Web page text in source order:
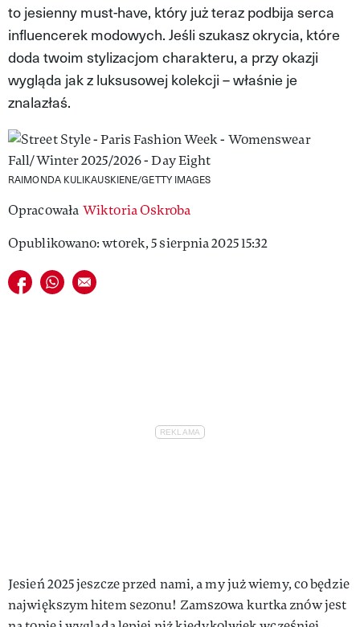
VIVA!MAN
VIVA!ITAKA
to jesienny must-have, który już teraz podbija serca
influencerek modowych. Jeśli szukasz okrycia, które
doda twoim stylizacjom charakteru, a przy okazji
wygląda jak z luksusowej kolekcji – właśnie je
znalazłaś.
RAIMONDA KULIKAUSKIENE/GETTY IMAGES
Opracowała Wiktoria Oskroba
Opublikowano: wtorek, 5 sierpnia 2025 15:32
Udostępnij na facebook
Udostępnij na whatsapp
E-mail do przyjaciela
Jesień 2025 jeszcze przed nami, a my już wiemy, co będzie
największym hitem sezonu! Zamszowa kurtka znów jest